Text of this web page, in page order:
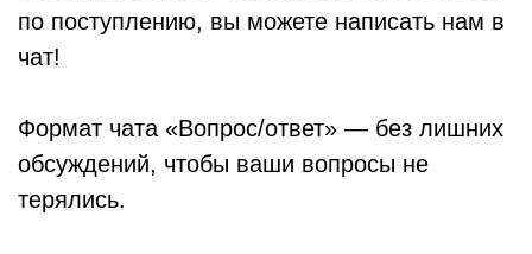
по поступлению, вы можете написать нам в
чат!
Формат чата «Вопрос/ответ» — без лишних
обсуждений, чтобы ваши вопросы не
терялись.